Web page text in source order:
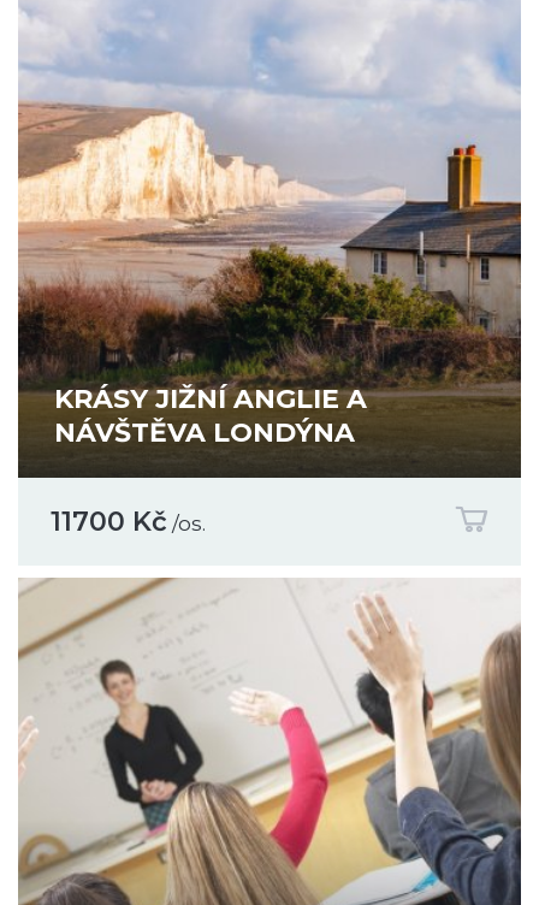
KRÁSY JIŽNÍ ANGLIE A
NÁVŠTĚVA LONDÝNA
11700 Kč /os.